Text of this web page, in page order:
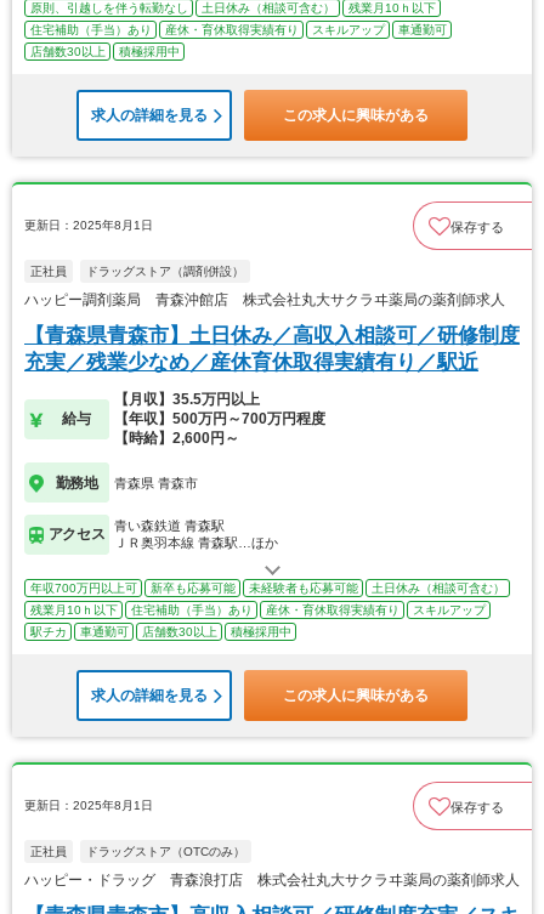
原則、引越しを伴う転勤なし
土日休み（相談可含む）
残業月10ｈ以下
住宅補助（手当）あり
産休・育休取得実績有り スキルアップ
車通勤可
店舗数30以上
積極採用中
求人の詳細を見る この求人に興味がある
更新日：2025年8月1日 保存する
正社員 ドラッグストア（調剤併設）
ハッピー調剤薬局 青森沖館店 株式会社丸大サクラヰ薬局の薬剤師求人
【青森県青森市】土日休み／高収入相談可／研修制度
充実／残業少なめ／産休育休取得実績有り／駅近
給与
【月収】35.5万円以上
【年収】500万円～700万円程度
【時給】2,600円～
勤務地 青森県 青森市
アクセス
青い森鉄道 青森駅
ＪＲ奥羽本線 青森駅…ほか
年収700万円以上可 新卒も応募可能 未経験者も応募可能
土日休み（相談可含む）
残業月10ｈ以下
住宅補助（手当）あり 産休・育休取得実績有り
スキルアップ
駅チカ
車通勤可 店舗数30以上 積極採用中
求人の詳細を見る この求人に興味がある
更新日：2025年8月1日 保存する
正社員 ドラッグストア（OTCのみ）
ハッピー・ドラッグ 青森浪打店 株式会社丸大サクラヰ薬局の薬剤師求人